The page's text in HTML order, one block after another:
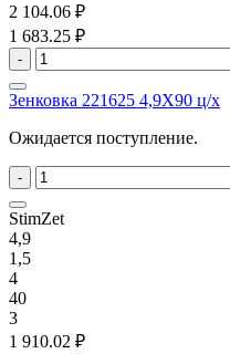
2 104.06 ₽
1 683.25 ₽
-
Зенковка 221625 4,9X90 ц/х
Ожидается поступление.
-
StimZet
4,9
1,5
4
40
3
1 910.02 ₽